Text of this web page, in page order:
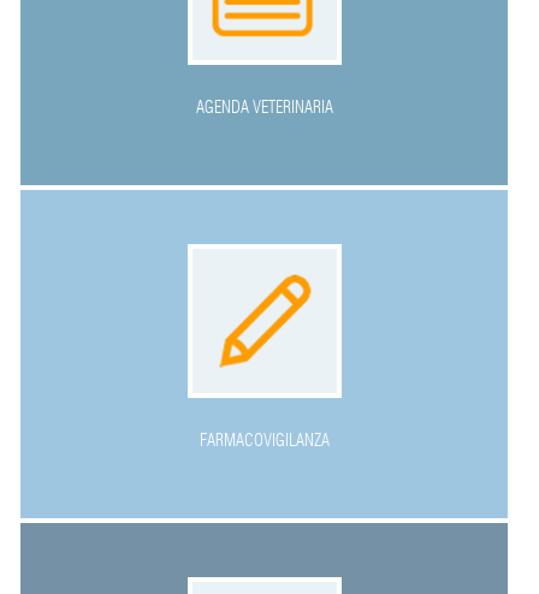
AGENDA VETERINARIA
FARMACOVIGILANZA